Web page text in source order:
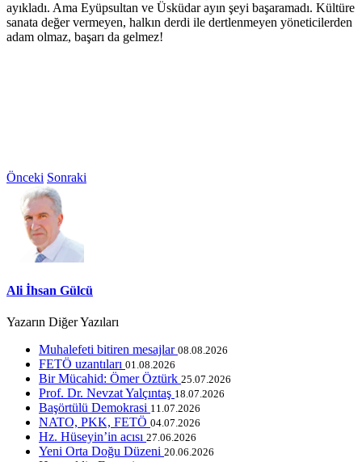
ayıkladı. Ama Eyüpsultan ve Üsküdar ayın şeyi başaramadı. Kültüre
sanata değer vermeyen, halkın derdi ile dertlenmeyen yöneticilerden
adam olmaz, başarı da gelmez!
Önceki Sonraki
Ali İhsan Gülcü
Yazarın Diğer Yazıları
Muhalefeti bitiren mesajlar 08.08.2026
FETÖ uzantıları 01.08.2026
Bir Mücahid: Ömer Öztürk 25.07.2026
Prof. Dr. Nevzat Yalçıntaş 18.07.2026
Başörtülü Demokrasi 11.07.2026
NATO, PKK, FETÖ 04.07.2026
Hz. Hüseyin’in acısı 27.06.2026
Yeni Orta Doğu Düzeni 20.06.2026